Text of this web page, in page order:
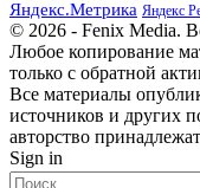
Яндекс.Метрика Яндекс
© 2026 - Fenix Media.
Любое копирование
только с обратной
Все материалы
источников и других
авторство
Sign in